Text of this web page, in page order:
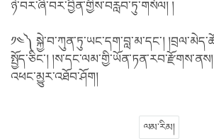
ཉེ་བར་ཞི་བར་བྱིན་གྱིས་བརླབ་ཏུ་གསོལ། །
༡༤༽ སྐྱེ་བ་ཀུན་ཏུ་ཡང་དག་བླ་མ་དང་།
སྤྱོད་ཅིང་། །ས་དང་ལམ་གྱི་ཡོན་ཏན་རབ་རྫོགས་ནས།
འཕང་མྱུར་འཐོབ་ཤོག།
ལམ་རིམ།